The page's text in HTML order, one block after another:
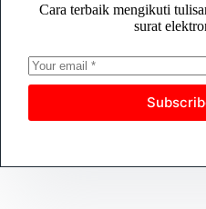
Cara terbaik mengikuti
surat